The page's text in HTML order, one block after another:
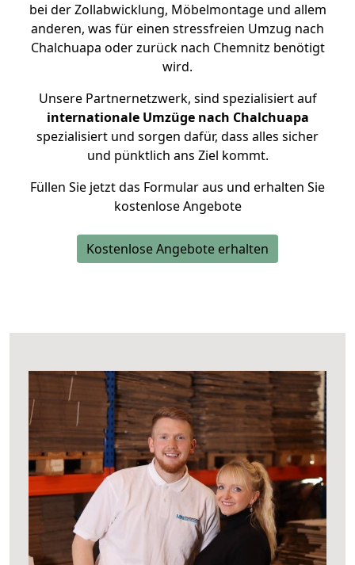
bei der Zollabwicklung, Möbelmontage und allem
anderen, was für einen stressfreien Umzug nach
Chalchuapa oder zurück nach Chemnitz benötigt
wird.
Unsere Partnernetzwerk, sind spezialisiert auf
internationale Umzüge nach Chalchuapa
spezialisiert und sorgen dafür, dass alles sicher
und pünktlich ans Ziel kommt.
Füllen Sie jetzt das Formular aus und erhalten Sie
kostenlose Angebote
Kostenlose Angebote erhalten